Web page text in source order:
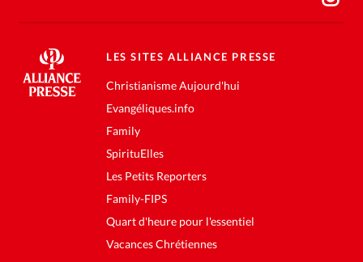
LES SITES ALLIANCE PRESSE
Christianisme Aujourd'hui
Evangéliques.info
Family
SpirituElles
Les Petits Reporters
Family-FIPS
Quart d'heure pour l'essentiel
Vacances Chrétiennes